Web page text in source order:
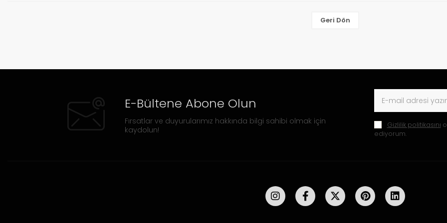
Geri Dön
E-Bültene Abone Olun
Fırsatlar ve duyurularımız hakkında bilgi sahibi olmak için
kaydolun!
Gizlilik politikasını
ediyorum.